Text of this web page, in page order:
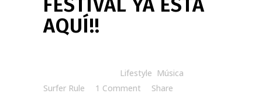
FESTIVAL YA ESTA
AQUÍ!!
Lifestyle Música
Surfer Rule
1 Comment Share